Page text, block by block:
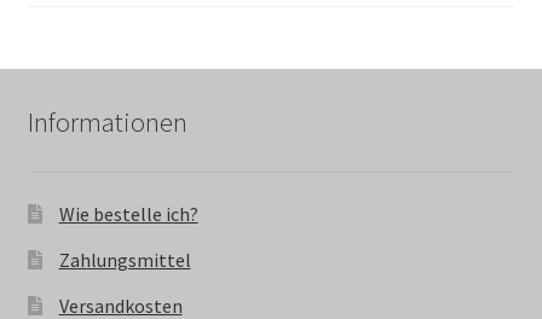
Informationen
Wie bestelle ich?
Zahlungsmittel
Versandkosten